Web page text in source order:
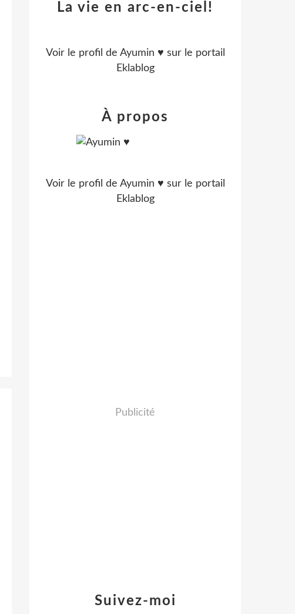
La vie en arc-en-ciel!
Voir le profil de Ayumin ♥ sur le portail
Eklablog
Suivez-moi
À propos
Voir le profil de Ayumin ♥ sur le portail
Eklablog
Publicité